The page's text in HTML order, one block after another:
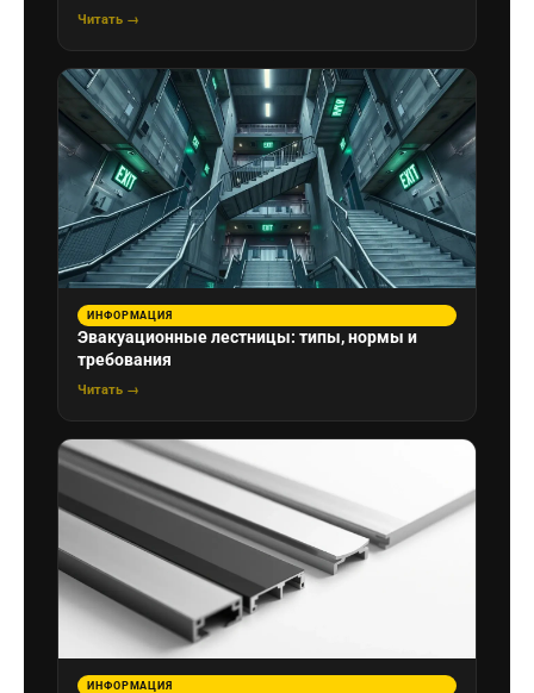
Читать →
ИНФОРМАЦИЯ
Эвакуационные лестницы: типы, нормы и
требования
Читать →
ИНФОРМАЦИЯ